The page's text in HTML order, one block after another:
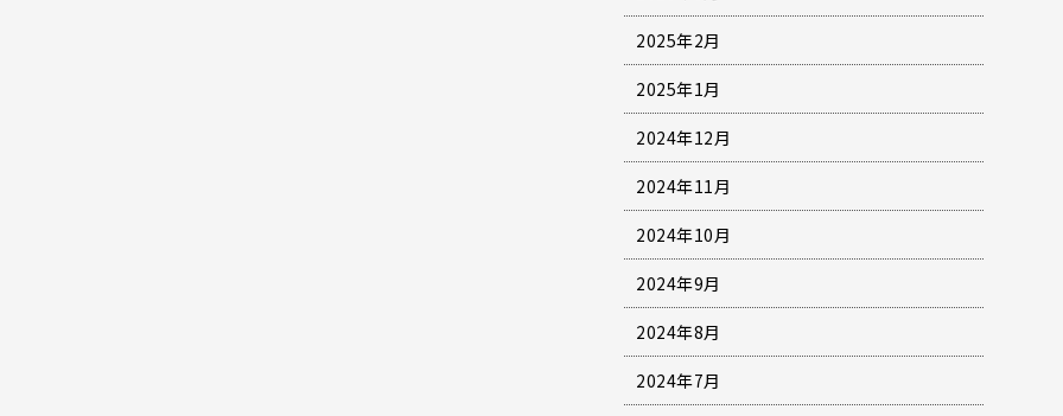
2025年2月
2025年1月
2024年12月
2024年11月
2024年10月
2024年9月
2024年8月
2024年7月